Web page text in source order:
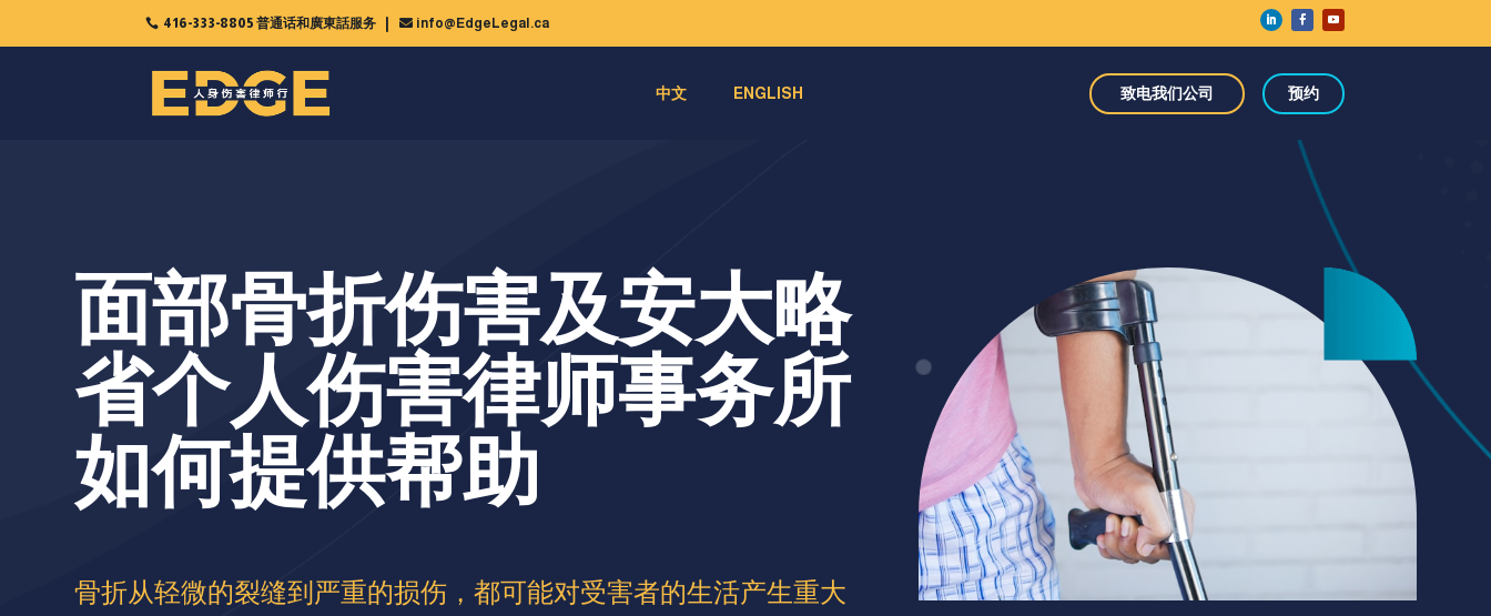
416-333-8805 普通话和廣東話服务  info@EdgeLegal.ca
中文 ENGLISH 致电我们公司 预约
面部骨折伤害及安大略
省个人伤害律师事务所
如何提供帮助
骨折从轻微的裂缝到严重的损伤，都可能对受害者的生活产生重大